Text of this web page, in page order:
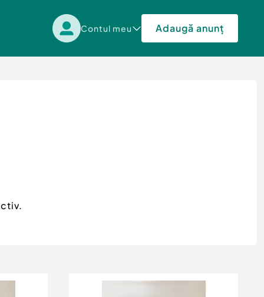
Contul meu Adaugă anunț